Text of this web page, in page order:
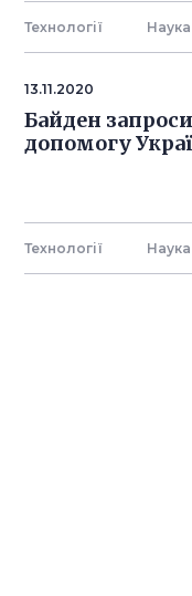
Технології Наука
13.11.2020
Байден
допомогу
Технології Наука